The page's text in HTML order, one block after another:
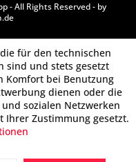
- All Rights Reserved - by
für den technischen
sind und stets gesetzt
Komfort bei Benutzung
dienen oder die
sozialen Netzwerken
Zustimmung gesetzt.